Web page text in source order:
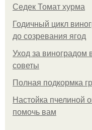
Седек Томат хурма
Годичный цикл
до созревания ягод
Уход за виноградом
советы
Полная подкормка
Настойка пчелиной
помочь вам